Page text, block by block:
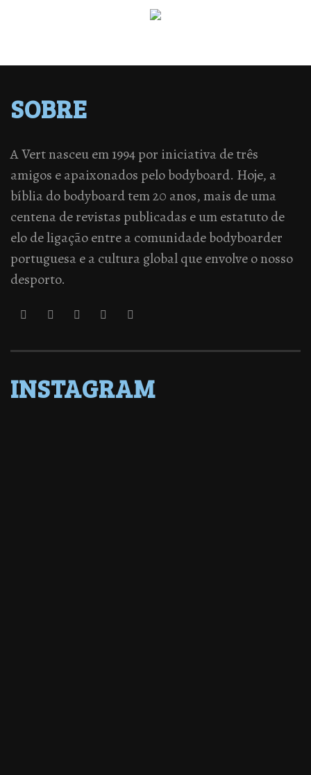
SOBRE
A Vert nasceu em 1994 por iniciativa de três
amigos e apaixonados pelo bodyboard. Hoje, a
bíblia do bodyboard tem 20 anos, mais de uma
centena de revistas publicadas e um estatuto de
elo de ligação entre a comunidade bodyboarder
portuguesa e a cultura global que envolve o nosso
desporto.
INSTAGRAM